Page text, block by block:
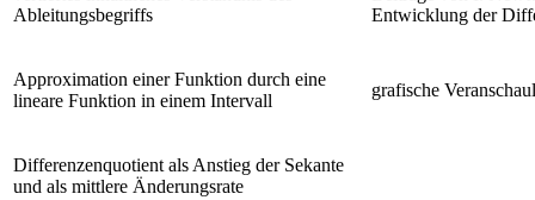
Ableitungsbegriffs
Entwicklung der
Approximation einer Funktion durch eine
lineare Funktion in einem Intervall
grafische
Differenzenquotient als Anstieg der Sekante
und als mittlere Änderungsrate